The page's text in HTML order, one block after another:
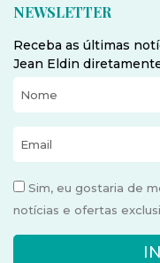
NEWSLETTER
Receba as últimas
Jean Eldin
Sim, eu gostaria de
notícias e ofertas